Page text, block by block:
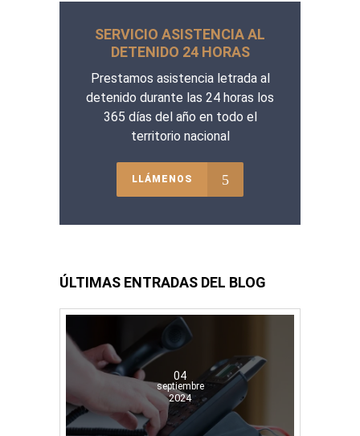
SERVICIO ASISTENCIA AL
DETENIDO 24 HORAS
Prestamos asistencia letrada al
detenido durante las 24 horas los
365 días del año en todo el
territorio nacional
LLÁMENOS
ÚLTIMAS ENTRADAS DEL BLOG
04
septiembre
2024